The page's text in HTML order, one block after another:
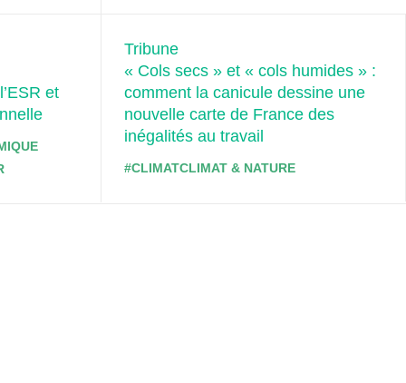
et
Tribune
« Cols secs » et « cols humides » :
comment la canicule dessine une
nouvelle carte de France des
inégalités au travail
#CLIMATCLIMAT & NATURE